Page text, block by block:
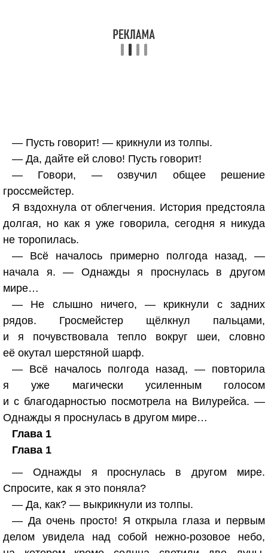
— Пусть говорит! — крикнули из толпы.
— Да, дайте ей слово! Пусть говорит!
— Говори, — озвучил общее решение
гроссмейстер.
Я вздохнула от облегчения. История предстояла
долгая, но как я уже говорила, сегодня я никуда
не торопилась.
— Всё началось примерно полгода назад, —
начала я. — Однажды я проснулась в другом
мире…
— Не слышно ничего, — крикнули с задних
рядов. Гросмейстер щёлкнул пальцами,
и я почувствовала тепло вокруг шеи, словно
её окутал шерстяной шарф.
— Всё началось полгода назад, — повторила
я уже магически усиленным голосом
и с благодарностью посмотрела на Вилурейса. —
Однажды я проснулась в другом мире…
Глава 1
Глава 1
— Однажды я проснулась в другом мире.
Спросите, как я это поняла?
— Да, как? — выкрикнули из толпы.
— Да очень просто! Я открыла глаза и первым
делом увидела над собой нежно-розовое небо,